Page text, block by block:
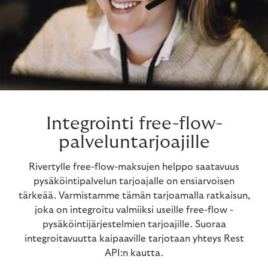
Integrointi free-flow-
palveluntarjoajille
Rivertylle free-flow-maksujen helppo saatavuus
pysäköintipalvelun tarjoajalle on ensiarvoisen
tärkeää. Varmistamme tämän tarjoamalla ratkaisun,
joka on integroitu valmiiksi useille free-flow -
pysäköintijärjestelmien tarjoajille. Suoraa
integroitavuutta kaipaaville tarjotaan yhteys Rest
API:n kautta.